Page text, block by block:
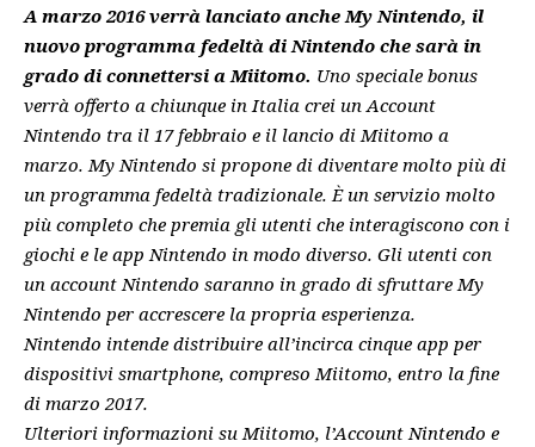
A marzo 2016 verrà lanciato anche My Nintendo, il
nuovo programma fedeltà di Nintendo che sarà in
grado di connettersi a Miitomo. Uno speciale bonus
verrà offerto a chiunque in Italia crei un Account
Nintendo tra il 17 febbraio e il lancio di Miitomo a
marzo. My Nintendo si propone di diventare molto più di
un programma fedeltà tradizionale. È un servizio molto
più completo che premia gli utenti che interagiscono con i
giochi e le app Nintendo in modo diverso. Gli utenti con
un account Nintendo saranno in grado di sfruttare My
Nintendo per accrescere la propria esperienza.
Nintendo intende distribuire all’incirca cinque app per
dispositivi smartphone, compreso Miitomo, entro la fine
di marzo 2017.
Ulteriori informazioni su Miitomo, l’Account Nintendo e